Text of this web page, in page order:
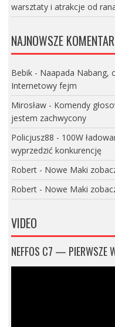
warsztaty i atrakcje od
NAJNOWSZE
Bebik- Naapada Nabang,
Internetowy fejm
Mirosław- Komendy
jestem zachwycony
Policjusz88 - 100W
wyprzedzić konkurencję
Robert- Nowe Maki
Robert- Nowe Maki
VIDEO
NEFFOS C7 — PIERWSZE